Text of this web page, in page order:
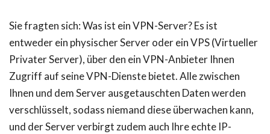
Sie fragten sich: Was ist ein VPN-Server? Es ist
entweder ein physischer Server oder ein VPS (Virtueller
Privater Server), über den ein VPN-Anbieter Ihnen
Zugriff auf seine VPN-Dienste bietet. Alle zwischen
Ihnen und dem Server ausgetauschten Daten werden
verschlüsselt, sodass niemand diese überwachen kann,
und der Server verbirgt zudem auch Ihre echte IP-